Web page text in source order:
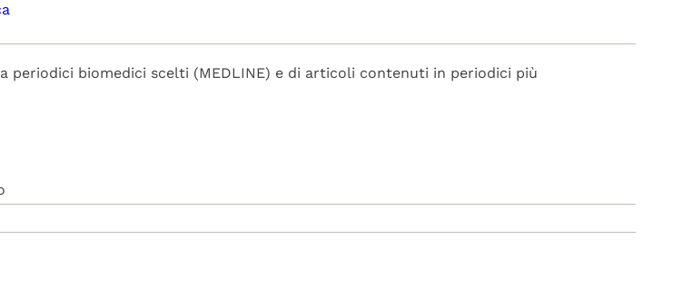
biomedici scelti (MEDLINE) e di articoli contenuti in periodici più